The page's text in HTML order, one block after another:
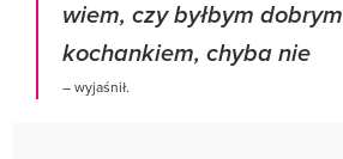
wiem, czy byłbym dobrym
kochankiem, chyba nie
– wyjaśnił.